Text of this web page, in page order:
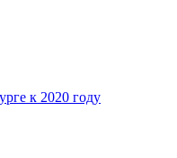
к 2020 году